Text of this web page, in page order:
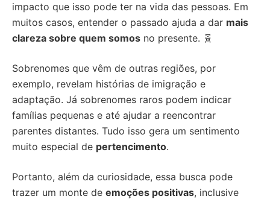
impacto que isso pode ter na vida das pessoas. Em
muitos casos, entender o passado ajuda a dar mais
clareza sobre quem somos no presente. 🧬
Sobrenomes que vêm de outras regiões, por
exemplo, revelam histórias de imigração e
adaptação. Já sobrenomes raros podem indicar
famílias pequenas e até ajudar a reencontrar
parentes distantes. Tudo isso gera um sentimento
muito especial de pertencimento.
Portanto, além da curiosidade, essa busca pode
trazer um monte de emoções positivas, inclusive